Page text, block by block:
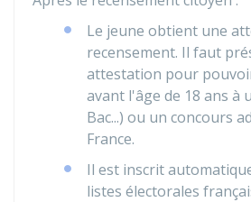
Le jeune obtient une
recensement. Il faut
attestation pour
avant l'âge de 18 ans à
Bac...) ou un concours
France.
Il est inscrit
listes électorales